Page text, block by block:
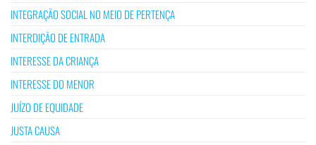
INTEGRAÇÃO SOCIAL NO MEIO DE PERTENÇA
INTERDIÇÃO DE ENTRADA
INTERESSE DA CRIANÇA
INTERESSE DO MENOR
JUÍZO DE EQUIDADE
JUSTA CAUSA